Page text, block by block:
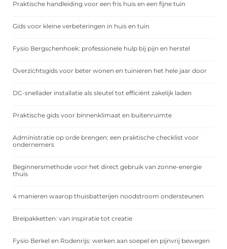
Praktische handleiding voor een fris huis en een fijne tuin
Gids voor kleine verbeteringen in huis en tuin
Fysio Bergschenhoek: professionele hulp bij pijn en herstel
Overzichtsgids voor beter wonen en tuinieren het hele jaar door
DC-snellader installatie als sleutel tot efficiënt zakelijk laden
Praktische gids voor binnenklimaat en buitenruimte
Administratie op orde brengen: een praktische checklist voor
ondernemers
Beginnersmethode voor het direct gebruik van zonne-energie
thuis
4 manieren waarop thuisbatterijen noodstroom ondersteunen
Breipakketten: van inspiratie tot creatie
Fysio Berkel en Rodenrijs: werken aan soepel en pijnvrij bewegen